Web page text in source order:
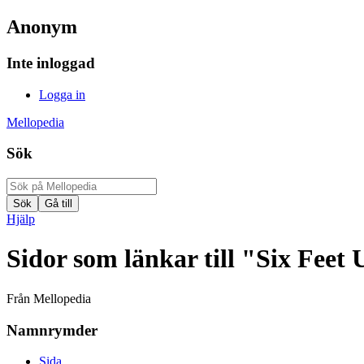
Anonym
Inte inloggad
Logga in
Mellopedia
Sök
Hjälp
Sidor som länkar till "Six Feet
Från Mellopedia
Namnrymder